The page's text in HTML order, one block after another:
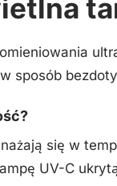
sposób
się w
UV-C